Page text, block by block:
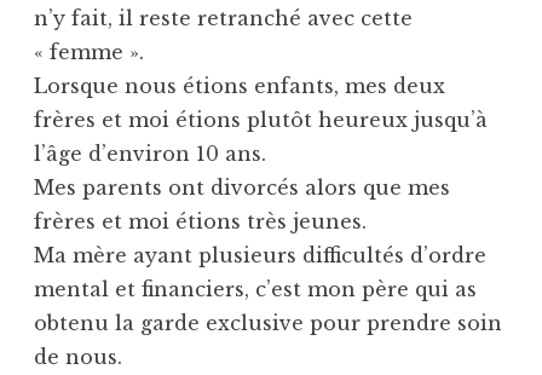
n’y fait, il reste retranché avec cette
« femme ».
Lorsque nous étions enfants, mes deux
frères et moi étions plutôt heureux jusqu’à
l’âge d’environ 10 ans.
Mes parents ont divorcés alors que mes
frères et moi étions très jeunes.
Ma mère ayant plusieurs difficultés d’ordre
mental et financiers, c’est mon père qui as
obtenu la garde exclusive pour prendre soin
de nous.